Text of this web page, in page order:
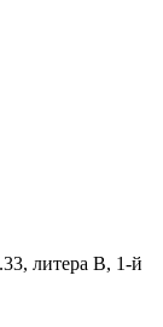
литера В, 1-й